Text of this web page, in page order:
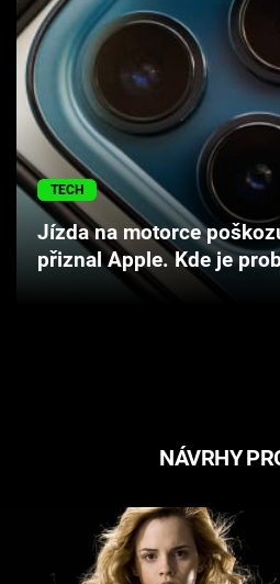
Filmy
Seriály
Hry
Cool Esport
Pořady
TECH
Jízda na motorce
přiznal Apple. Kde je
NÁVRHY